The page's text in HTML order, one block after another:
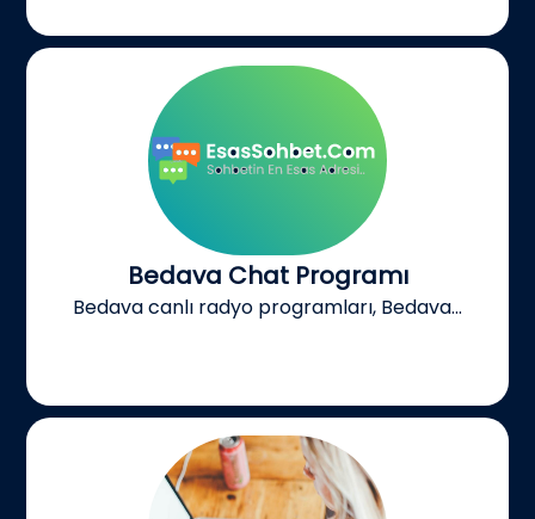
Bedava Chat Programı
Bedava canlı radyo programları, Bedava...